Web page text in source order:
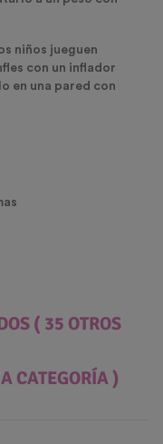
niños jueguen
con un inflador
en una pared con
( 35 OTROS
CATEGORÍA )